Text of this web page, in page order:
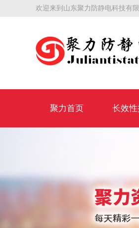
欢迎来到山东聚力防静电科技有限
聚力首页 长效性